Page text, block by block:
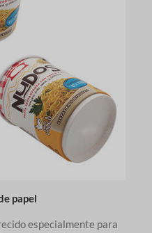
papel
especialmente para